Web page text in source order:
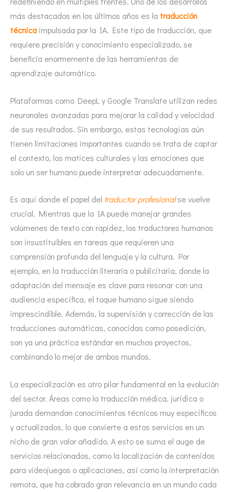
más destacados en los últimos años es la traducción
técnica impulsada por la IA. Este tipo de traducción, que
requiere precisión y conocimiento especializado, se
beneficia enormemente de las herramientas de
aprendizaje automático.
Plataformas como DeepL y Google Translate utilizan redes
neuronales avanzadas para mejorar la calidad y velocidad
de sus resultados. Sin embargo, estas tecnologías aún
tienen limitaciones importantes cuando se trata de captar
el contexto, los matices culturales y las emociones que
solo un ser humano puede interpretar adecuadamente.
Es aquí donde el papel del traductor profesionalse vuelve
crucial. Mientras que la IA puede manejar grandes
volúmenes de texto con rapidez, los traductores humanos
son insustituibles en tareas que requieren una
comprensión profunda del lenguaje y la cultura. Por
ejemplo, en la traducción literaria o publicitaria, donde la
adaptación del mensaje es clave para resonar con una
audiencia específica, el toque humano sigue siendo
imprescindible. Además, la supervisión y corrección de las
traducciones automáticas, conocidas como posedición,
son ya una práctica estándar en muchos proyectos,
combinando lo mejor de ambos mundos.
La especialización es otro pilar fundamental en la evolución
del sector. Áreas como la traducción médica, jurídica o
jurada demandan conocimientos técnicos muy específicos
y actualizados, lo que convierte a estos servicios en un
nicho de gran valor añadido. A esto se suma el auge de
servicios relacionados, como la localización de contenidos
para videojuegos o aplicaciones, así como la interpretación
remota, que ha cobrado gran relevancia en un mundo cada